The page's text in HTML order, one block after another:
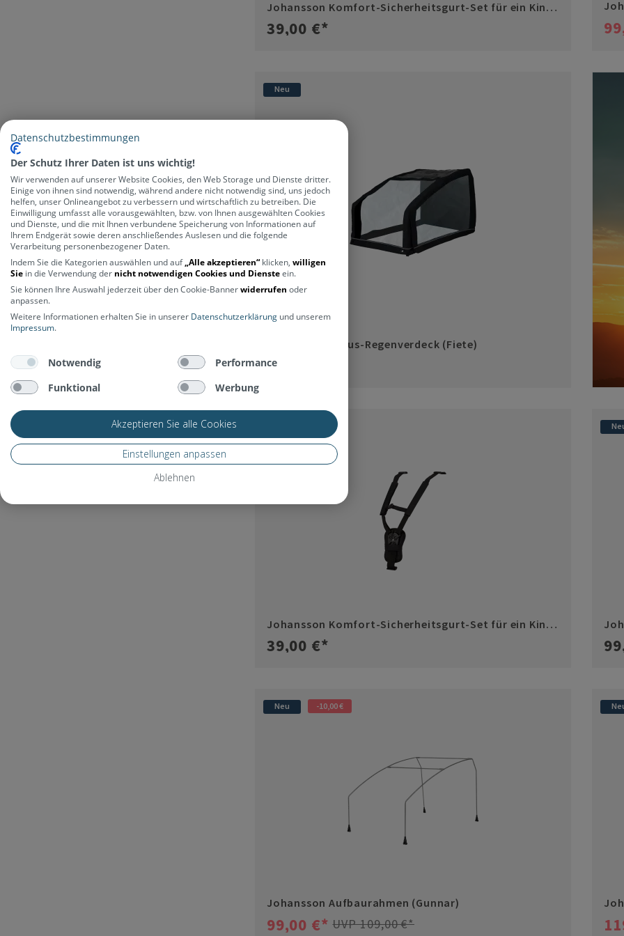
Johansson Komfort-Sicherheitsgurt-Set für ein Kind
(Fiete)
39,00 €*
Neu
Johansson Luxus-Regenverdeck (Fiete)
99,00 €*
Johansson Komfort-Sicherheitsgurt-Set für ein Kind
(Oscar, Gunnar)
39,00 €*
Neu -10,00 €
Johansson Aufbaurahmen (Gunnar)
99,00 €* UVP 109,00 €*
Datenschutzbestimmungen
Der Schutz Ihrer Daten ist uns wichtig!
Wir verwenden auf unserer Website Cookies, den Web Storage und Dienste dritter.
Einige von ihnen sind notwendig, während andere nicht notwendig sind, uns jedoch
helfen, unser Onlineangebot zu verbessern und wirtschaftlich zu betreiben. Die
Einwilligung umfasst alle vorausgewählten, bzw. von Ihnen ausgewählten Cookies
und Dienste, und die mit Ihnen verbundene Speicherung von Informationen auf
Ihrem Endgerät sowie deren anschließendes Auslesen und die folgende
Verarbeitung personenbezogener Daten.
Indem Sie die Kategorien auswählen und auf„Alle akzeptieren“klicken, willigen
Sie in die Verwendung der nicht notwendigen Cookies und Diensteein.
Sie können Ihre Auswahl jederzeit über den Cookie-Bannerwiderrufen oder
anpassen.
Weitere Informationen erhalten Sie in unserer Datenschutzerklärung und unserem
Impressum.
Notwendig
Performance
Funktional
Werbung
Akzeptieren Sie alle Cookies
Einstellungen anpassen
Ablehnen